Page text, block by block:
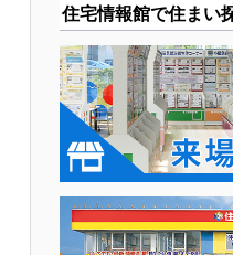
住宅情報館で住まい